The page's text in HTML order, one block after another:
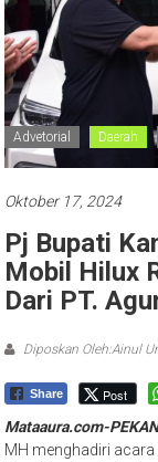
Advetorial Daerah
Oktober 17, 2024
Pj Bupati
Mobil Hilux
Dari PT.
Diposkan Oleh:Ainul
Share Post
Mataaura.com-
MH menghadiri